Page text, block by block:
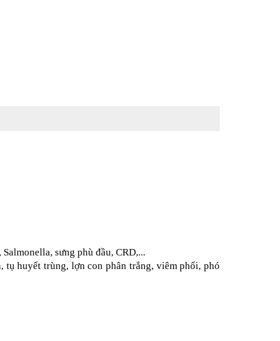
sưng phù đầu, CRD,...
huyết trùng, lợn con phân trắng, viêm phổi, phó